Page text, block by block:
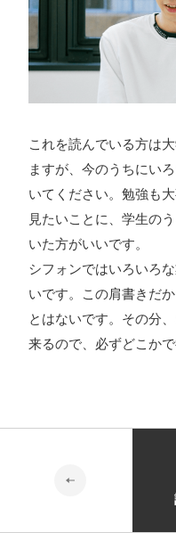
これを読んでいる方は
ますが、今のうちにい
いてください。勉強も
見たいことに、学生の
いた方がいいです。
シフォンではいろいろ
いです。この肩書きだ
とはないです。その分
来るので、必ずどこかで